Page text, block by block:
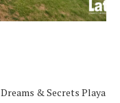
& Secrets Playa